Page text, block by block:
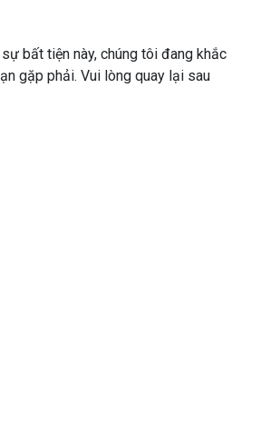
bất tiện này, chúng tôi đang khắc
gặp phải. Vui lòng quay lại sau